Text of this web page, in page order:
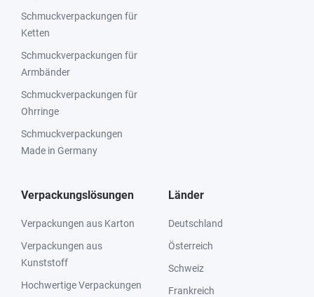
Schmuckverpackungen für
Ketten
Schmuckverpackungen für
Armbänder
Schmuckverpackungen für
Ohrringe
Schmuckverpackungen
Made in Germany
Verpackungslösungen
Verpackungen aus Karton
Verpackungen aus
Kunststoff
Hochwertige Verpackungen
Länder
Deutschland
Österreich
Schweiz
Frankreich